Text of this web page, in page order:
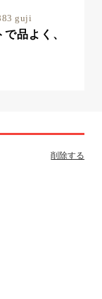
guji
品よく、
削除する